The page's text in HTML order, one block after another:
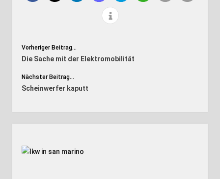
Vorheriger Beitrag...
Die Sache mit der Elektromobilität
Nächster Beitrag...
Scheinwerfer kaputt